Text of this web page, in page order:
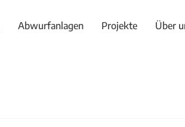
Abwurfanlagen Projekte Über